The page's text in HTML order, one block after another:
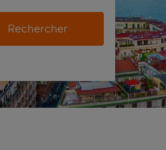
touche de tabulation pour
pour l’aéroport de
Rechercher